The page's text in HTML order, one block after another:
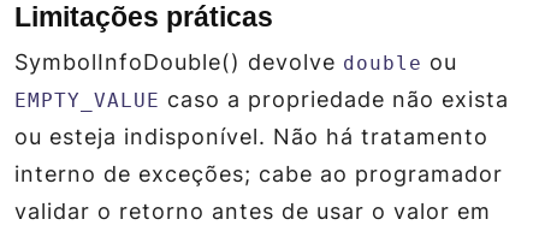
Limitações práticas
SymbolInfoDouble() devolve double ou
EMPTY_VALUE caso a propriedade não exista
ou esteja indisponível. Não há tratamento
interno de exceções; cabe ao programador
validar o retorno antes de usar o valor em